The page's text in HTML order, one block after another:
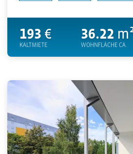
193 €
KALTMIETE
36.22
WOHNFLÄCHE CA.